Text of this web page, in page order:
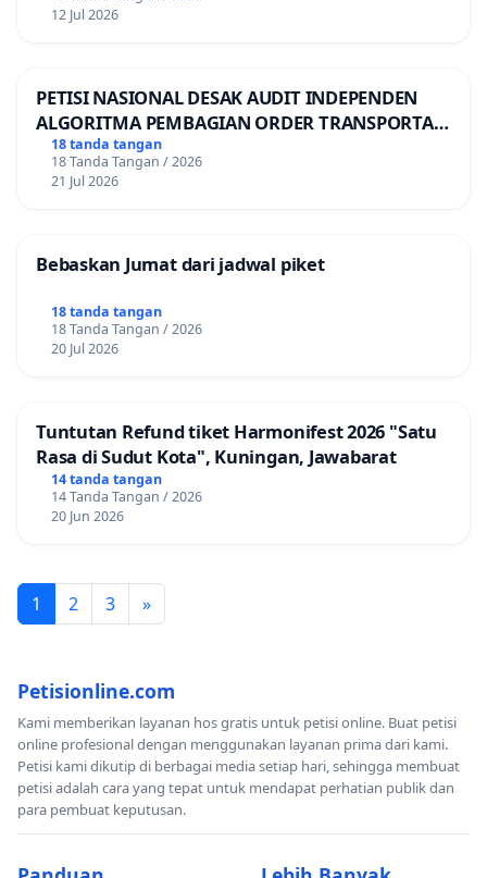
12 Jul 2026
PETISI NASIONAL DESAK AUDIT INDEPENDEN
ALGORITMA PEMBAGIAN ORDER TRANSPORTASI
ONLINE
18 tanda tangan
18 Tanda Tangan / 2026
21 Jul 2026
Bebaskan Jumat dari jadwal piket
18 tanda tangan
18 Tanda Tangan / 2026
20 Jul 2026
Tuntutan Refund tiket Harmonifest 2026 "Satu
Rasa di Sudut Kota", Kuningan, Jawabarat
14 tanda tangan
14 Tanda Tangan / 2026
20 Jun 2026
1 2 3 »
Petisionline.com
Kami memberikan layanan hos gratis untuk petisi online. Buat petisi
online profesional dengan menggunakan layanan prima dari kami.
Petisi kami dikutip di berbagai media setiap hari, sehingga membuat
petisi adalah cara yang tepat untuk mendapat perhatian publik dan
para pembuat keputusan.